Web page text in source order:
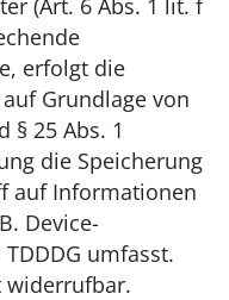
erfolgt die
Grundlage von
§ 25 Abs. 1
die Speicherung
auf Informationen
Device-
umfasst.
widerrufbar.